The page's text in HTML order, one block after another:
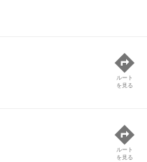
ルート
を見る
ルート
を見る